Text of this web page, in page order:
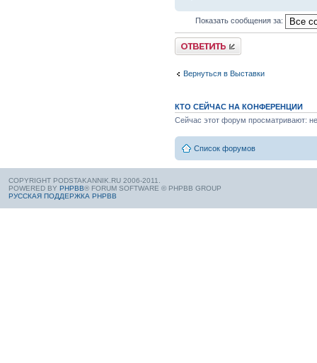
Показать сообщения за:
Вернуться в Выставки
КТО СЕЙЧАС НА КОНФЕРЕНЦИИ
Сейчас этот форум просматривают:
Список форумов
COPYRIGHT PODSTAKANNIK.RU 2006-2011.
POWERED BY PHPBB® FORUM SOFTWARE © PHPBB GROUP
РУССКАЯ ПОДДЕРЖКА PHPBB